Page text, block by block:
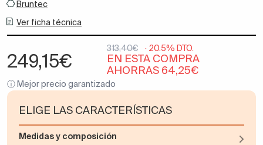
Bruntec
Ver ficha técnica
249,15€
313,40€ · 20.5% DTO.
EN ESTA COMPRA
AHORRAS 64,25€
ⓘ Mejor precio garantizado
ELIGE LAS CARACTERÍSTICAS
Medidas y composición